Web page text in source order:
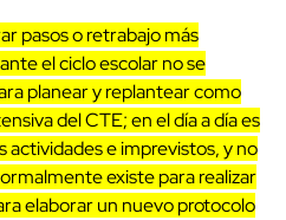
pasos o retrabajo más
el ciclo escolar no se
planear y replantear como
del CTE; en el día a día es
actividades e imprevistos, y no
existe para realizar
elaborar un nuevo protocolo